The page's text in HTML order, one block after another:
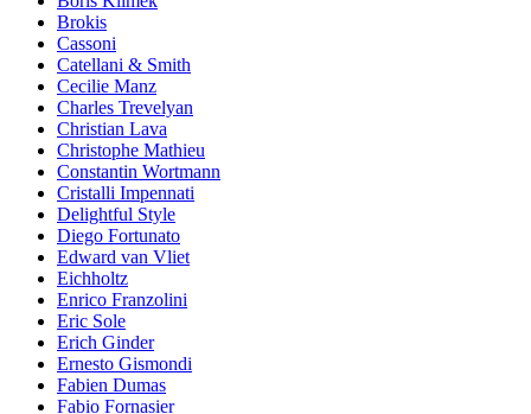
Brokis
Cassoni
Catellani & Smith
Cecilie Manz
Charles Trevelyan
Christian Lava
Christophe Mathieu
Constantin Wortmann
Cristalli Impennati
Delightful Style
Diego Fortunato
Edward van Vliet
Eichholtz
Enrico Franzolini
Eric Sole
Erich Ginder
Ernesto Gismondi
Fabien Dumas
Fabio Fornasier